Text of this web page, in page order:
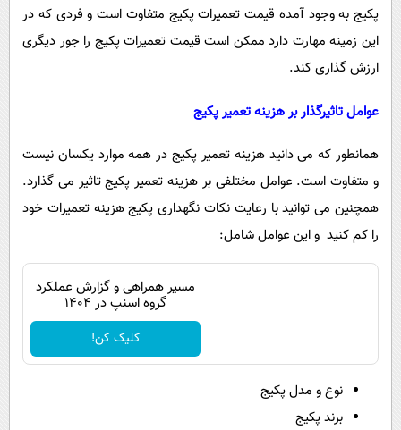
پکیج به وجود آمده قیمت تعمیرات پکیج متفاوت است و فردی که در
این زمینه مهارت دارد ممکن است قیمت تعمیرات پکیج را جور دیگری
ارزش گذاری کند.
عوامل تاثیرگذار بر هزینه تعمیر پکیج
همانطور که می دانید هزینه تعمیر پکیج در همه موارد یکسان نیست
و متفاوت است. عوامل مختلفی بر هزینه تعمیر پکیج تاثیر می گذارد.
همچنین می توانید با رعایت نکات نگهداری پکیج هزینه تعمیرات خود
را کم کنید و این عوامل شامل:
مسیر همراهی و گزارش عملکرد
گروه اسنپ در ۱۴۰۴
کلیک کن!
نوع و مدل پکیج
برند پکیج